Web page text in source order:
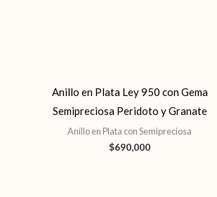
Anillo en Plata Ley 950 con Gema
Semipreciosa Peridoto y Granate
Anillo en Plata con Semipreciosa
$690,000